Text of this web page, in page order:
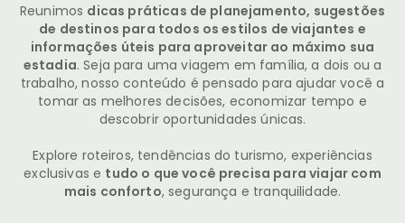
Reunimos dicas práticas de planejamento, sugestões
de destinos para todos os estilos de viajantes e
informações úteis para aproveitar ao máximo sua
estadia. Seja para uma viagem em família, a dois ou a
trabalho, nosso conteúdo é pensado para ajudar você a
tomar as melhores decisões, economizar tempo e
descobrir oportunidades únicas.
Explore roteiros, tendências do turismo, experiências
exclusivas e tudo o que você precisa para viajar com
mais conforto, segurança e tranquilidade.